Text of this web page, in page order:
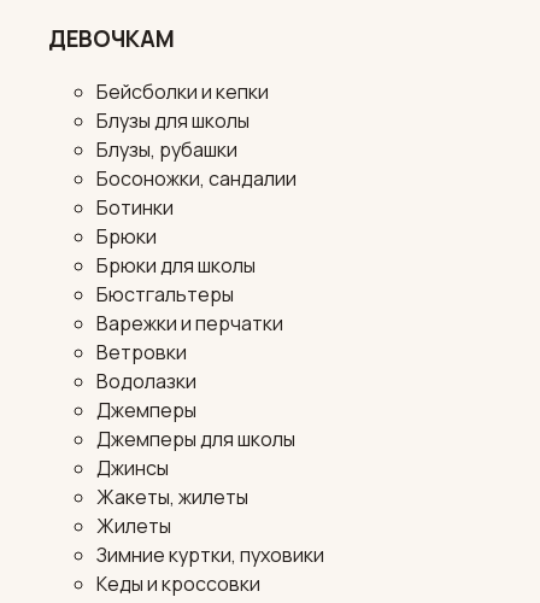
ДЕВОЧКАМ
Бейсболки и кепки
Блузы для школы
Блузы, рубашки
Босоножки, сандалии
Ботинки
Брюки
Брюки для школы
Бюстгальтеры
Варежки и перчатки
Ветровки
Водолазки
Джемперы
Джемперы для школы
Джинсы
Жакеты, жилеты
Жилеты
Зимние куртки, пуховики
Кеды и кроссовки